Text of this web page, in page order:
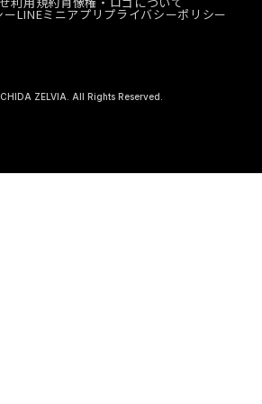
ーLINEミニアプリプライバシーポリシー
ZELVIA. All Rights Reserved.